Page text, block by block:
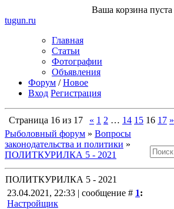
Ваша корзина пуста
tugun.ru
Главная
Статьи
Фотографии
Объявления
Форум /Новое
Вход Регистрация
Страница 16 из 17 « 1 2 … 14 15 16 17 »
Рыболовный форум » Вопросы
законодательства и политики »
ПОЛИТКУРИЛКА 5 - 2021
ПОЛИТКУРИЛКА 5 - 2021
23.04.2021, 22:33 | сообщение # 1:
Настройщик